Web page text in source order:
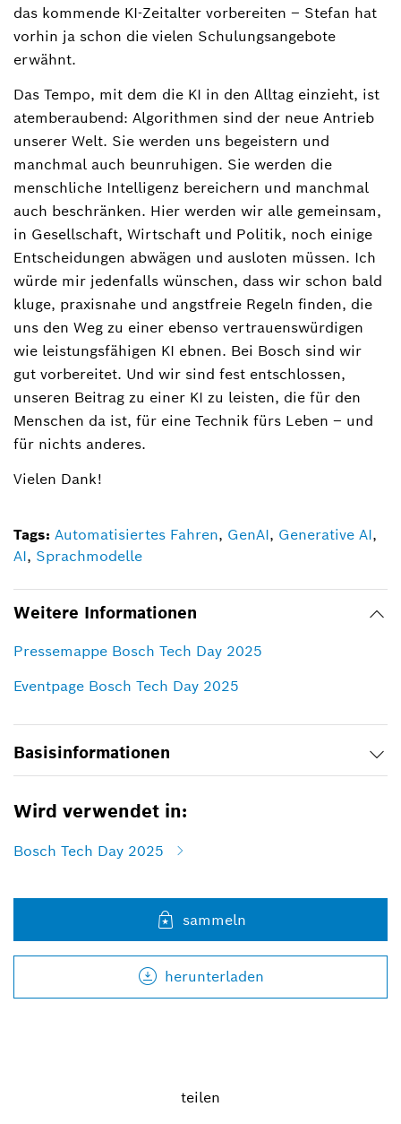
das kommende KI-Zeitalter vorbereiten – Stefan hat
vorhin ja schon die vielen Schulungsangebote
erwähnt.
Das Tempo, mit dem die KI in den Alltag einzieht, ist
atemberaubend: Algorithmen sind der neue Antrieb
unserer Welt. Sie werden uns begeistern und
manchmal auch beunruhigen. Sie werden die
menschliche Intelligenz bereichern und manchmal
auch beschränken. Hier werden wir alle gemeinsam,
in Gesellschaft, Wirtschaft und Politik, noch einige
Entscheidungen abwägen und ausloten müssen. Ich
würde mir jedenfalls wünschen, dass wir schon bald
kluge, praxisnahe und angstfreie Regeln finden, die
uns den Weg zu einer ebenso vertrauenswürdigen
wie leistungsfähigen KI ebnen. Bei Bosch sind wir
gut vorbereitet. Und wir sind fest entschlossen,
unseren Beitrag zu einer KI zu leisten, die für den
Menschen da ist, für eine Technik fürs Leben – und
für nichts anderes.
Vielen Dank!
Tags: Automatisiertes Fahren, GenAI, Generative AI,
AI, Sprachmodelle
Weitere Informationen
Pressemappe Bosch Tech Day 2025
Eventpage Bosch Tech Day 2025
Basisinformationen
Wird verwendet in:
Bosch Tech Day 2025
sammeln
herunterladen
teilen